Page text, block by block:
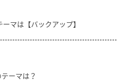
マは【バックアップ】
ーマは？